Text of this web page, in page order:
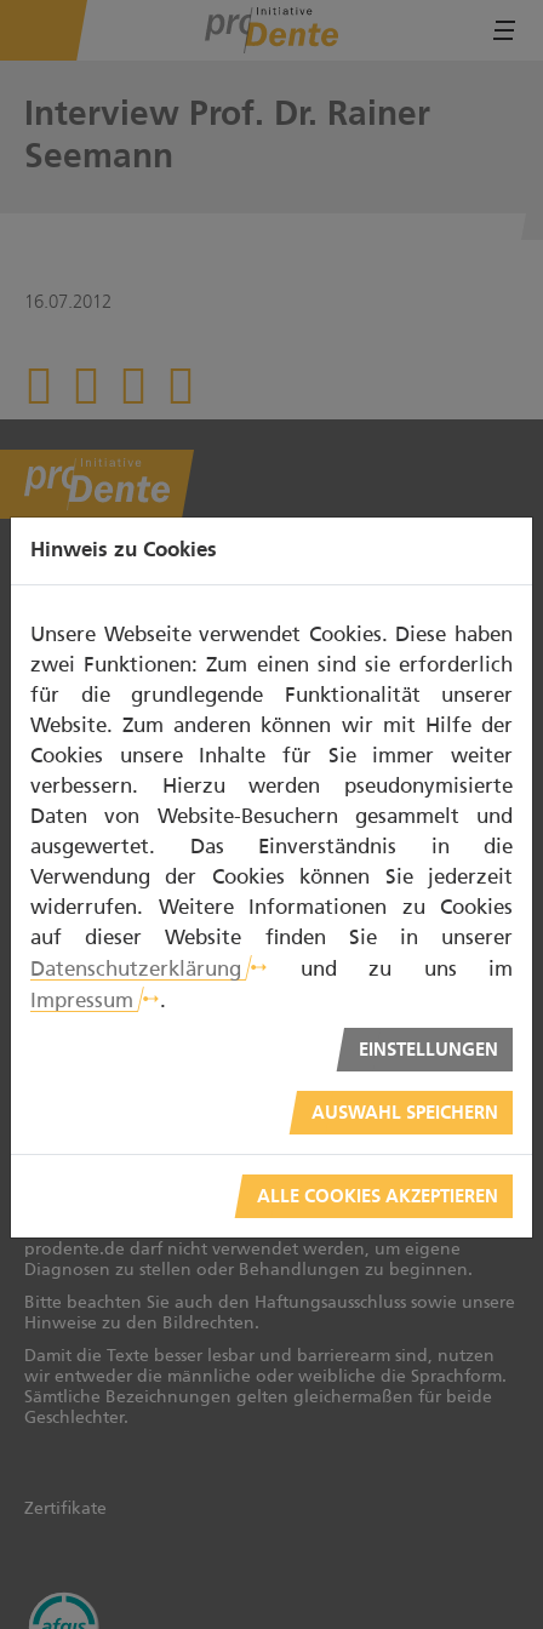
Interview Prof. Dr. Rainer
Seemann
16.07.2012
NOTDIENST
ZAHNTECHNIKER
ZAHNARZT
PATIENTENBERATUNG
BARRIEREFREI
Über proDente
Nutzungsbedingungen
Die Informationen ersetzen keine professionelle Beratung
prodente.de darf nicht verwendet werden, um eigene
Diagnosen zu stellen oder Behandlungen zu beginnen.
Bitte beachten Sie auch den Haftungsausschluss sowie unsere
Hinweise zu den Bildrechten.
Damit die Texte besser lesbar und barrierearm sind, nutzen
wir entweder die männliche oder weibliche die Sprachform.
Sämtliche Bezeichnungen gelten gleichermaßen für beide
Geschlechter.
Zertifikate
Hinweis zu Cookies
Unsere Webseite verwendet Cookies. Diese haben
zwei Funktionen: Zum einen sind sie erforderlich
für die grundlegende Funktionalität unserer
Website. Zum anderen können wir mit Hilfe der
Cookies unsere Inhalte für Sie immer weiter
verbessern. Hierzu werden pseudonymisierte
Daten von Website-Besuchern gesammelt und
ausgewertet. Das Einverständnis in die
Verwendung der Cookies können Sie jederzeit
widerrufen. Weitere Informationen zu Cookies
auf dieser Website finden Sie in unserer
Datenschutzerklärung
und zu uns im
Impressum
.
EINSTELLUNGEN
AUSWAHL SPEICHERN
ALLE COOKIES AKZEPTIEREN